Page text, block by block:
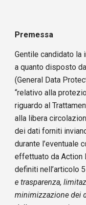
Gentile candidato la
a quanto disposto
(General Data
“relativo alla
riguardo al
alla libera
dei dati forniti
durante l’eventuale
effettuato da Action
definiti nell’articolo
e trasparenza,
minimizzazione dei